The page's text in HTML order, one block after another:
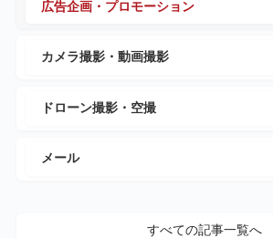
広告企画・プロモーション
カメラ撮影・動画撮影
ドローン撮影・空撮
メール
すべての記事一覧へ